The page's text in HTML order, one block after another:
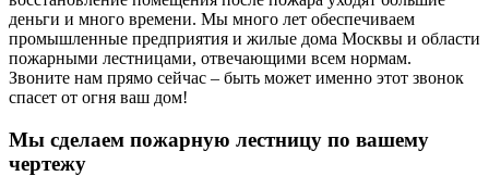
деньги и много времени. Мы много лет обеспечиваем
промышленные предприятия и жилые дома Москвы и области
пожарными лестницами, отвечающими всем нормам.
Звоните нам прямо сейчас – быть может именно этот звонок
спасет от огня ваш дом!
Мы сделаем пожарную лестницу по вашему
чертежу